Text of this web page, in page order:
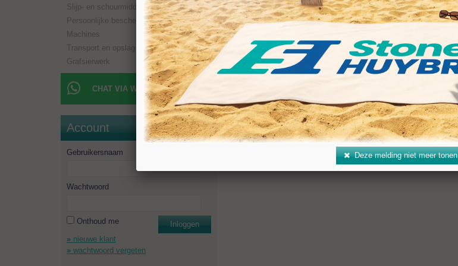
Slijp- en schuurmiddelen
Persoonlijke bescherming
Machines
Transport en opslag
Grafsierwerk
CHAT VIA WHATSAPP
Account
Gebruikersnaam
Wachtwoord
Onthoud me
Inloggen
nieuwe klant
wachtwoord vergeten
1 x solvent 50 ml
10 x houten spatel
1 x cuttermes
1 x penseel
1 x mengbokaal
1 x speciale schaaf (geeft geen krassen op keramiek)
Deze melding niet meer tonen